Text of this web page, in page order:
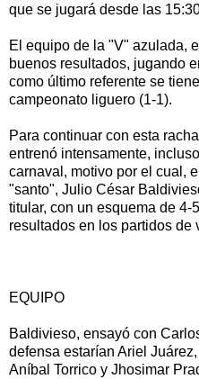
que se jugará desde las
El equipo de la "V" azulada,
buenos resultados, jugando
como último referente se
campeonato liguero (1-1).
Para continuar con esta
entrenó intensamente,
carnaval, motivo por el cual,
"santo", Julio César
titular, con un esquema de 4-
resultados en los partidos de
EQUIPO
Baldivieso, ensayó con
defensa estarían Ariel
Aníbal Torrico y Jhosimar